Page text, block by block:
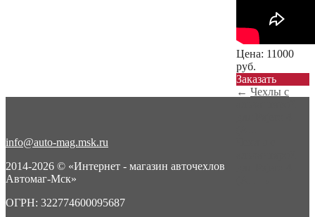
Цена: 11000
руб.
Заказать
← Чехлы с
info@auto-mag.msk.ru
2014-2026 © «Интернет - магазин авточехлов
Автомаг-Мск»
ОГРН: 322774600095687